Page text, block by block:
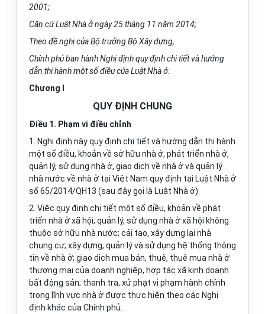
2001;
Căn cứLuật Nhà ở ngày 25 tháng 11 năm 2014;
Theo đề nghị của Bộ trưởng Bộ Xây dựng,
Chính phủ ban hành Nghị định quy định chitiết và hướng
dẫn thi hành một số điều của Luật Nhà ở.
Chương
QUY ĐỊNH CHUNG
Điều 1. Phạm vi điều chỉnh
1.
Nghị định này quy định chi tiết và hướng dẫn thi hành
một số điều, khoản về sở hữu nhà ở, phát triển nhà ở,
quản lý, sử dụng nhà ở, giao dịch về nhà ở và quản lý
nhà nước về nhà ở tại Việt Nam quy định tại Luật Nhà ở
số 65/2014/QH13 (sau đây gọi l à Luật Nhà ở).
2. Việc quy định chi tiết một số điều, khoản về phát
triển nhà ở xã hội; quản ý, sử dụng nhà ở xã hội không
thuộc sở hữu nhà nước; cải tạo, xây dựng lại nhà
chung cư; xây dựng, quản lý và sử dụng hệ thống thông
tin về nhà ở; giao dịch mua bán, thuê, thuê mua nhà ở
thương mại của doanh nghiệp, hợp tác xã kinh doanh
bất động sản; thanh tra, xử phạt vi phạm hành chính
trong lĩnh vực nhà ởđược thực hiện theo các Nghị
định khác của Chính phủ.